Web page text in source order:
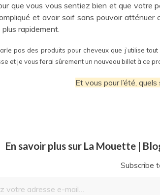
que vous vous sentiez bien et que votre
et avoir soif sans pouvoir atténuer
rapidement.
pas des produits pour cheveux que j’utilise
et je vous ferai sûrement un nouveau billet à ce
Et vous pour l’été,
En savoir plus sur La Mouette |
Subscribe